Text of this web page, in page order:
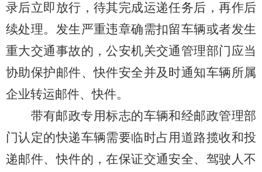
录后立即放行，待其完成运递任务后，再作后
续处理。发生严重违章确需扣留车辆或者发生
重大交通事故的，公安机关交通管理部门应当
协助保护邮件、快件安全并及时通知车辆所属
企业转运邮件、快件。
带有邮政专用标志的车辆和经邮政管理部
门认定的快递车辆需要临时占用道路揽收和投
递邮件、快件的，在保证交通安全、驾驶人不